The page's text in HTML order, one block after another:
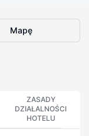
Mapę
ZASADY
DZIAŁALNOŚCI
HOTELU